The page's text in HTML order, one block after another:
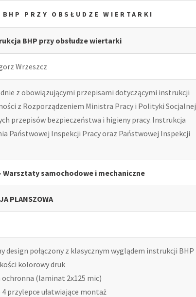
PRZY OBSŁUDZE WIERTARKI
BHP przy obsłudze wiertarki
Wrzeszcz
z obowiązującymi przepisami dotyczącymi instrukcji
z Rozporządzeniem Ministra Pracy i Polityki Socjalnej
przepisów bezpieczeństwa i higieny pracy. Instrukcja
Państwowej Inspekcji Pracy oraz Państwowej Inspekcji
Warsztaty samochodowe i mechaniczne
PLANSZOWA
design połączony z klasycznym wyglądem instrukcji BHP
kolorowy druk
(laminat 2x125 mic)
przylepce ułatwiające montaż